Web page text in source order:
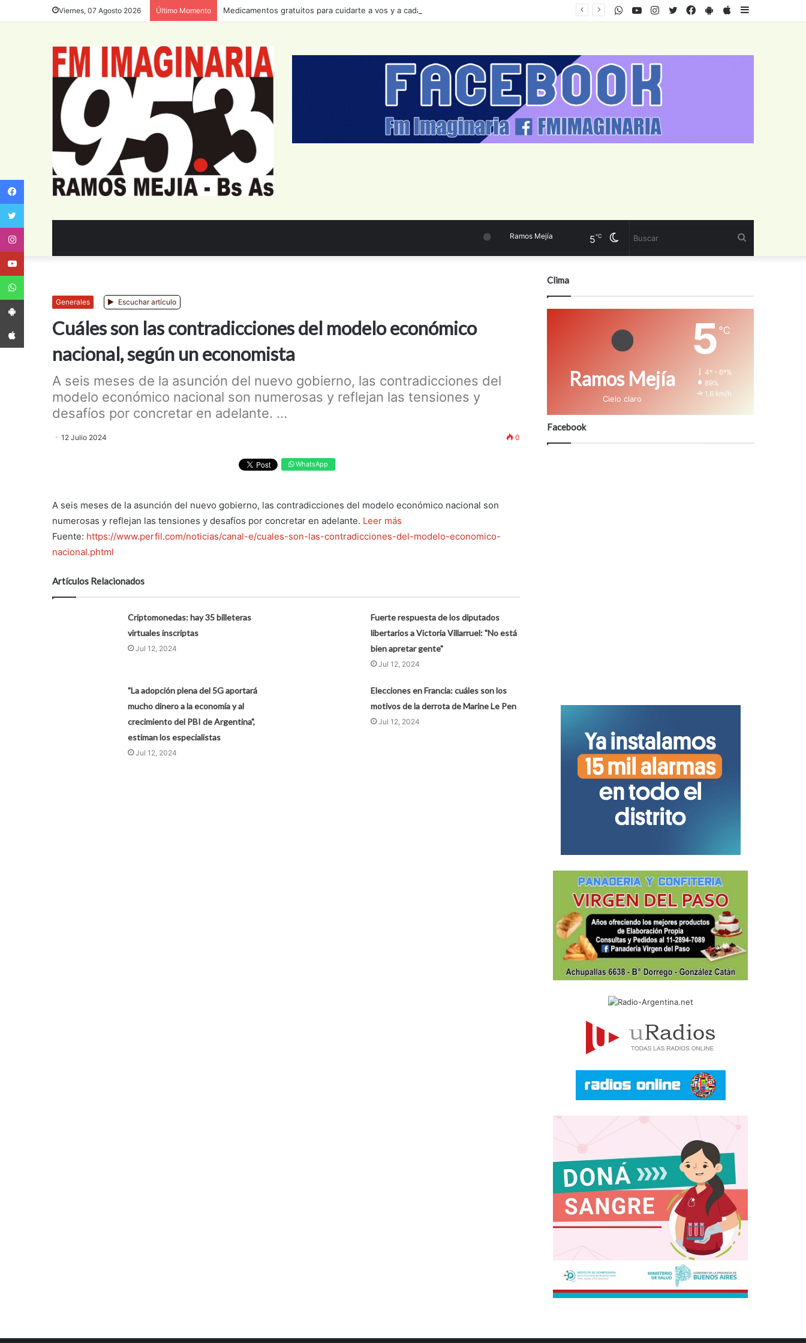
Viernes, 07 Agosto 2026 Último Momento Medicamentos gratuitos para cuidarte a vos y a cada bonaerense AppStore
PlayStore
Facebook
Twitter
Instagram
Youtube
WhatsApp
Cambiar
Ramos Mejía 5℃
Generales Escuchar artículo
Cuáles son las contradicciones del modelo económico
nacional, según un economista
A seis meses de la asunción del nuevo gobierno, las contradicciones del
modelo económico nacional son numerosas y reflejan las tensiones y
desafíos por concretar en adelante. ...
12 Julio 2024 0
WhatsApp
A seis meses de la asunción del nuevo gobierno, las contradicciones del modelo económico nacional son
numerosas y reflejan las tensiones y desafíos por concretar en adelante. Leer más
Fuente: https://www.perfil.com/noticias/canal-e/cuales-son-las-contradicciones-del-modelo-economico-
nacional.phtml
Artículos Relacionados
Criptomonedas: hay 35 billeteras
virtuales inscriptas
Jul 12, 2024
Fuerte respuesta de los diputados
libertarios a Victoria Villarruel: "No está
bien apretar gente"
Jul 12, 2024
"La adopción plena del 5G aportará
mucho dinero a la economía y al
crecimiento del PBI de Argentina",
estiman los especialistas
Jul 12, 2024
Elecciones en Francia: cuáles son los
motivos de la derrota de Marine Le Pen
Jul 12, 2024
Clima
Ramos Mejía
Cielo claro
5 ℃
4º - 6º%
89%
1.6 km/h
Facebook
Facebook
App Android